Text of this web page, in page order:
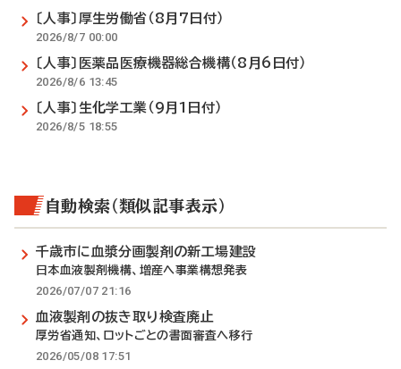
〔人事〕厚生労働省（8月7日付）
2026/8/7 00:00
〔人事〕医薬品医療機器総合機構（8月6日付）
2026/8/6 13:45
〔人事〕生化学工業（9月1日付）
2026/8/5 18:55
自動検索（類似記事表示）
千歳市に血漿分画製剤の新工場建設
日本血液製剤機構、増産へ事業構想発表
2026/07/07 21:16
血液製剤の抜き取り検査廃止
厚労省通知、ロットごとの書面審査へ移行
2026/05/08 17:51